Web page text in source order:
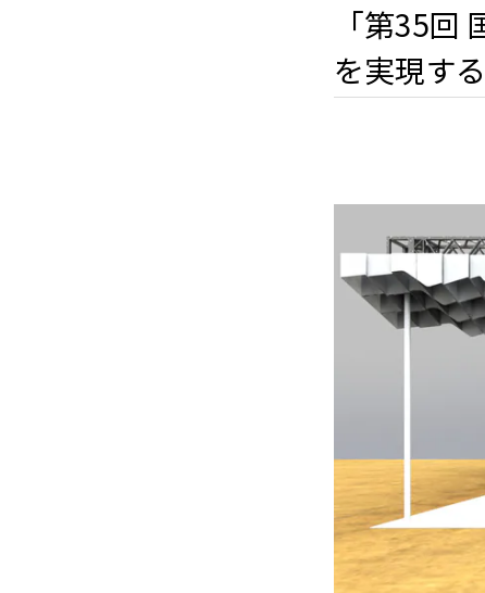
「第35
を実現す